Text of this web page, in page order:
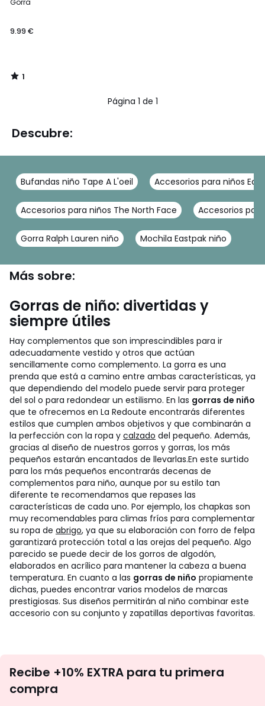
Gorra
9.99 €
1
/
Página 1 de 1
Descubre:
Bufandas niño Tape A L'oeil Accesorios para niños
Accesorios para niños The North Face Accesorios
Gorra Ralph Lauren niño Mochila Eastpak niño
Más sobre:
Gorras de niño: divertidas y
siempre útiles
Hay complementos que son imprescindibles para ir
adecuadamente vestido y otros que actúan
sencillamente como complemento. La gorra es una
prenda que está a camino entre ambas características, ya
que dependiendo del modelo puede servir para proteger
del sol o para redondear un estilismo. En las gorras de niño
que te ofrecemos en La Redoute encontrarás diferentes
estilos que cumplen ambos objetivos y que combinarán a
la perfección con la ropa y calzado del pequeño. Además,
gracias al diseño de nuestros gorros y gorras, los más
pequeños estarán encantados de llevarlas.En este surtido
para los más pequeños encontrarás decenas de
complementos para niño, aunque por su estilo tan
diferente te recomendamos que repases las
características de cada uno. Por ejemplo, los chapkas son
muy recomendables para climas fríos para complementar
su ropa de abrigo, ya que su elaboración con forro de felpa
garantizará protección total a las orejas del pequeño. Algo
parecido se puede decir de los gorros de algodón,
elaborados en acrílico para mantener la cabeza a buena
temperatura. En cuanto a las gorras de niño propiamente
dichas, puedes encontrar varios modelos de marcas
prestigiosas. Sus diseños permitirán al niño combinar este
accesorio con su conjunto y zapatillas deportivas favoritas.
te
Recibe +10% EXTRA para tu primera
compra